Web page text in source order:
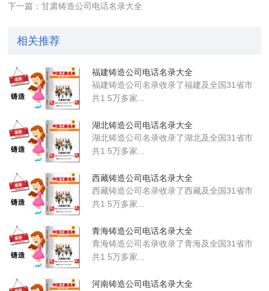
下一篇：甘肃铸造公司电话名录大全
相关推荐
福建铸造公司电话名录大全
福建铸造公司名录收录了福建及全国31省市
共1 5万多家...
湖北铸造公司电话名录大全
湖北铸造公司名录收录了湖北及全国31省市
共1 5万多家...
西藏铸造公司电话名录大全
西藏铸造公司名录收录了西藏及全国31省市
共1 5万多家...
青海铸造公司电话名录大全
青海铸造公司名录收录了青海及全国31省市
共1 5万多家...
河南铸造公司电话名录大全